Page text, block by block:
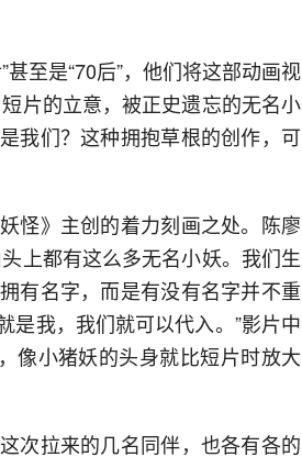
至是“70后”，他们将这部动画视
片的立意，被正史遗忘的无名小
我们？这种拥抱草根的创作，可
怪》主创的着力刻画之处。陈廖
上都有这么多无名小妖。我们生
有名字，而是有没有名字并不重
是我，我们就可以代入。”影片中
像小猪妖的头身就比短片时放大
次拉来的几名同伴，也各有各的